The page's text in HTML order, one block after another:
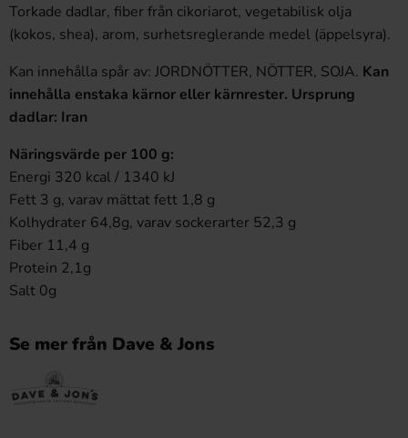
Torkade dadlar, fiber från cikoriarot, vegetabilisk olja
(kokos, shea), arom, surhetsreglerande medel (äppelsyra).
Kan innehålla spår av: JORDNÖTTER, NÖTTER, SOJA. Kan
innehålla enstaka kärnor eller kärnrester. Ursprung
dadlar: Iran
Näringsvärde per 100 g:
Energi 320 kcal / 1340 kJ
Fett 3 g, varav mättat fett 1,8 g
Kolhydrater 64,8g, varav sockerarter 52,3 g
Fiber 11,4 g
Protein 2,1g
Salt 0g
Se mer från Dave & Jons